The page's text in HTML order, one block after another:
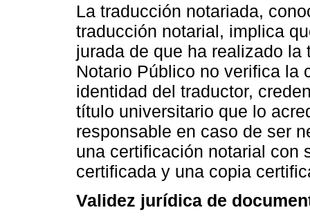
La traducción notariada,
traducción notarial, implica
jurada de que ha realizado
Notario Público no verifica la
identidad del traductor,
título universitario que lo
responsable en caso de ser
una certificación notarial con
certificada y una copia
Validez jurídica de